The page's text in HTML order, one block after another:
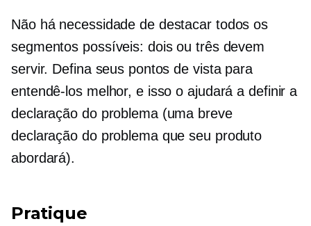
Não há necessidade de destacar todos os
segmentos possíveis: dois ou três devem
servir. Defina seus pontos de vista para
entendê-los melhor, e isso o ajudará a definir a
declaração do problema (uma breve
declaração do problema que seu produto
abordará).
Pratique